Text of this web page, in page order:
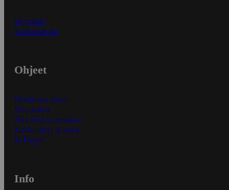
Myymälät
Asiakaspalvelu
Ohjeet
Ensitilaajan ohjeet
Näin maksat
Näin tilaat ja muokkaat
Kaikki ohjeet ja vinkit
In English
Info